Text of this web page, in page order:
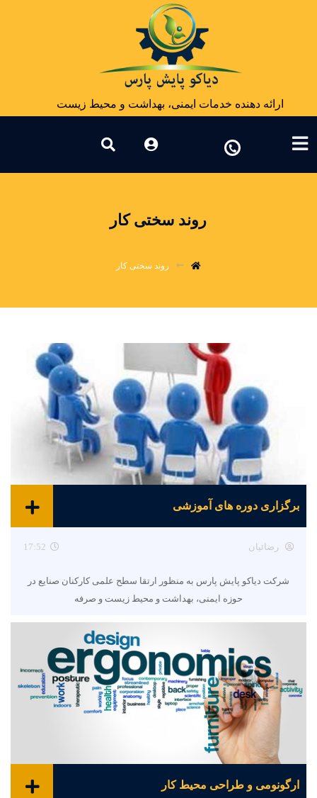
ارائه دهنده خدمات ایمنی، بهداشت و محیط زیست
روند سختی کار
روند سختی کار
برگزاری دوره های آموزشی
رضائیان 17:52
شرکت دیاکو پایش پارس به منظور ارتقا سطح علمی کارکنان صنایع در
حوزه ایمنی، بهداشت و محیط زیست و صرفه
ارگونومی و طراحی محیط کار